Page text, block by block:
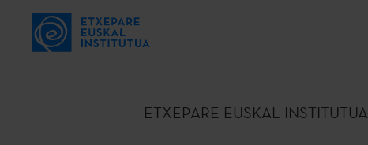
ETXEPARE EUSKAL INSTITUTUA